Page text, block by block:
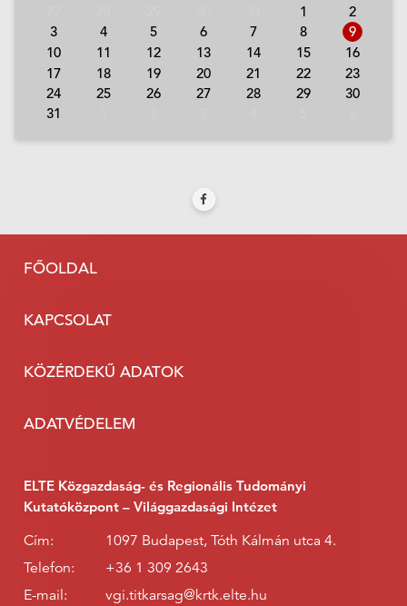
1
2
3
4 5 6 7 8
9
10
11 12 13 14 15
16
17
18 19 20 21 22
23
24
25 26 27 28 29
30
31
FŐOLDAL
KAPCSOLAT
KÖZÉRDEKŰ ADATOK
ADATVÉDELEM
ELTE Közgazdaság- és Regionális Tudományi
Kutatóközpont – Világgazdasági Intézet
Cím:
1097 Budapest, Tóth Kálmán utca 4.
Telefon:
+36 1 309 2643
E-mail:
vgi.titkarsag@krtk.elte.hu